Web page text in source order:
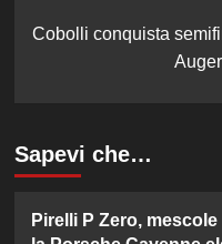
Cobolli conquista
Sapevi che…
Pirelli P Zero,